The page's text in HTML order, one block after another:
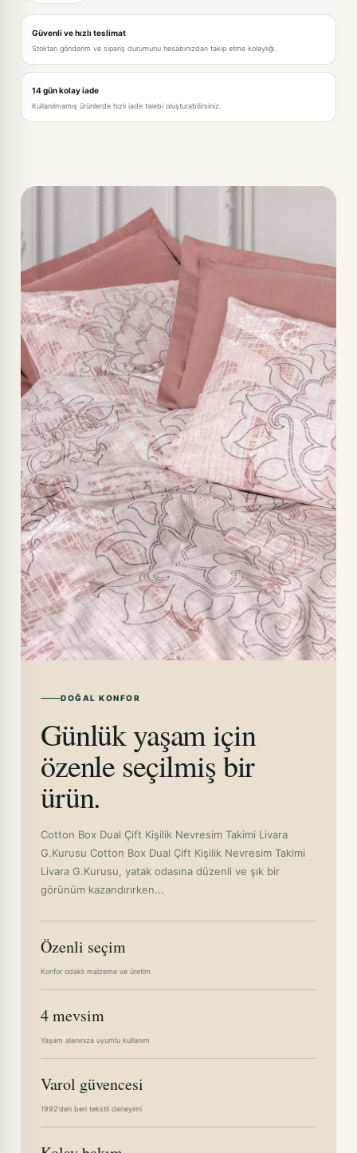
Güvenli ve hızlı teslimat
Stoktan gönderim ve sipariş durumunu hesabınızdan takip etme kolaylığı.
14 gün kolay iade
Kullanılmamış ürünlerde hızlı iade talebi oluşturabilirsiniz.
DOĞAL KONFOR
Günlük yaşam için
özenle seçilmiş bir
ürün.
Cotton Box Dual Çift Kişilik Nevresim Takimi Livara
G.Kurusu Cotton Box Dual Çift Kişilik Nevresim Takimi
Livara G.Kurusu, yatak odasına düzenli ve şık bir
görünüm kazandırırken...
Özenli seçim
Konfor odaklı malzeme ve üretim
4 mevsim
Yaşam alanınıza uyumlu kullanım
Varol güvencesi
1992'den beri tekstil deneyimi